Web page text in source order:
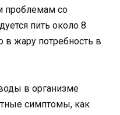
проблемам со
пить около 8
в жару потребность в
в организме
симптомы, как